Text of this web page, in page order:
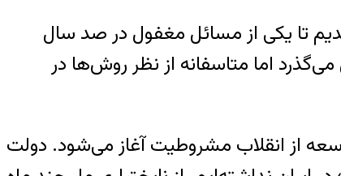
تا یکی از مسائل مغفول در صد سال
و گفت‌وگو بنشینیم. از آغاز شکل‌گیری ساختار آموزش و پرورش جدید بیش از ۸۰ سال می‌گذرد اما متاسفانه از نظر روش‌ها در
از انقلاب مشروطیت آغاز می‌شود. دولت